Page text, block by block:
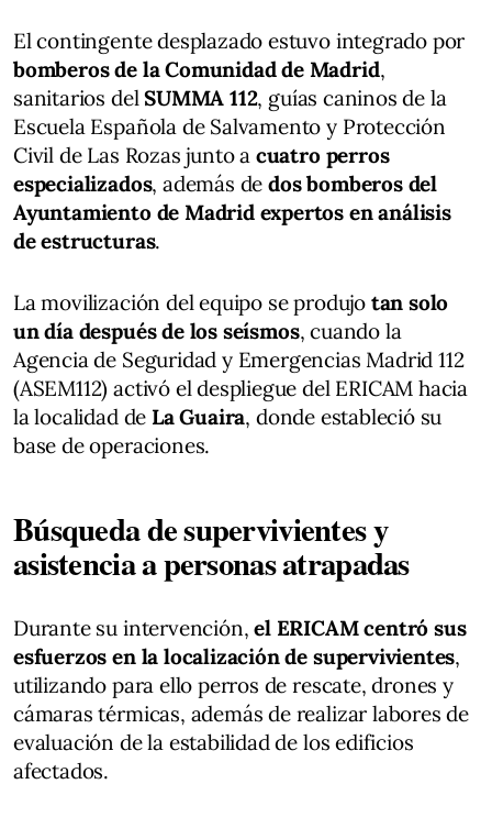
El contingente desplazado estuvo integrado por
bomberos de la Comunidad de Madrid,
sanitarios delSUMMA 112, guías caninos de la
Escuela Española de Salvamento y Protección
Civil de Las Rozas junto a cuatro perros
especializados, además dedos bomberos del
Ayuntamiento de Madrid expertos en análisis
de estructuras.
La movilización del equipo se produjo tan solo
un día después de los seísmos, cuando la
Agencia de Seguridad y Emergencias Madrid 112
(ASEM112) activó el despliegue del ERICAM hacia
la localidad de La Guaira, donde estableció su
base de operaciones.
Búsqueda de supervivientes y
asistencia a personas atrapadas
Durante su intervención,el ERICAM centró sus
esfuerzos en la localización de supervivientes,
utilizando para ello perros de rescate, drones y
cámaras térmicas, además de realizar labores de
evaluación de la estabilidad de los edificios
afectados.